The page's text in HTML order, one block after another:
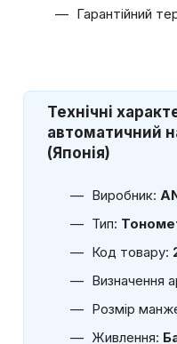
Гарантійний
Технічні
автоматичний
(Японія)
Виробник:
Тип:
Код товару:
Визначення
Розмір
Живлення: